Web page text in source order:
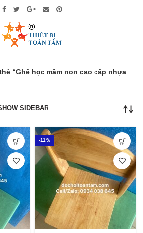
“Ghế học mầm non cao cấp nhựa
SIDEBAR
-11%